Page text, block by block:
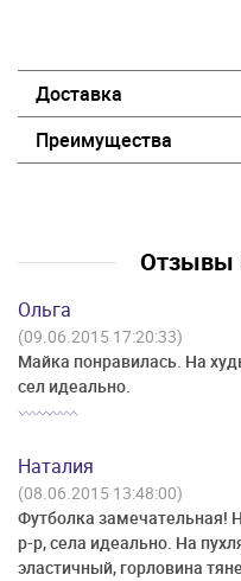
Доставка
Преимущества
Отзывы
Ольга
(09.06.2015 17:20:33)
Майка понравилась. На
сел идеально.
Наталия
(08.06.2015 13:48:00)
Футболка замечательная!
р-р, села идеально. На
эластичный, горловина